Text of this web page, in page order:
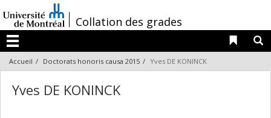
au
contenu
/
Collation des grades
Menu
Liens
Accueil Doctorats honoris causa 2015 Yves DE KONINCK
Yves DE KONINCK